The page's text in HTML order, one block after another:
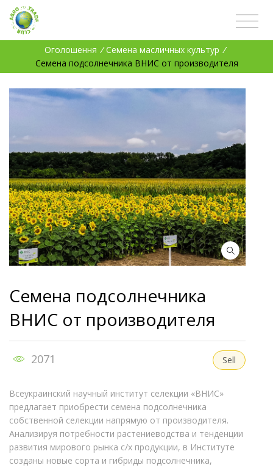
Оголошення / Семена масличных культур /
Семена подсолнечника ВНИС от производителя
Семена подсолнечника
ВНИС от производителя
2071 Sell
Всеукраинский научный институт селекции «ВНИС»
предлагает приобрести семена подсолнечника
собственной селекции напрямую от производителя.
Анализируя потребности растениеводства и тенденции
развития мирового рынка с/х продукции, в Институте
созданы новые сорта и гибриды подсолнечника,